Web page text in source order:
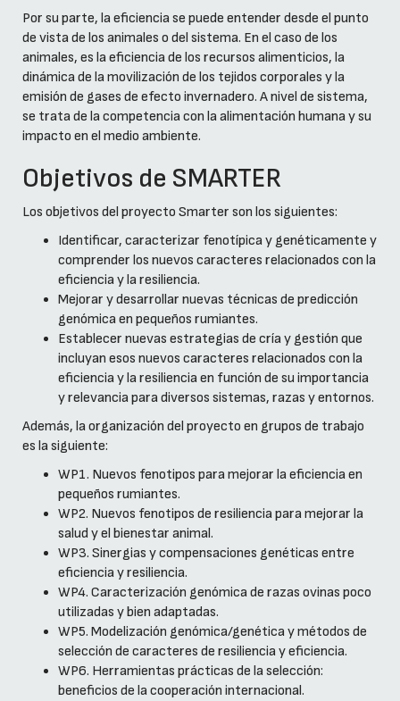
Por su parte, la eficiencia se puede entender desde el punto
de vista de los animales o del sistema. En el caso de los
animales, es la eficiencia de los recursos alimenticios, la
dinámica de la movilización de los tejidos corporales y la
emisión de gases de efecto invernadero. A nivel de sistema,
se trata de la competencia con la alimentación humana y su
impacto en el medio ambiente.
Objetivos de SMARTER
Los objetivos del proyecto Smarter son los siguientes:
Identificar, caracterizar fenotípica y genéticamente y
comprender los nuevos caracteres relacionados con la
eficiencia y la resiliencia.
Mejorar y desarrollar nuevas técnicas de predicción
genómica en pequeños rumiantes.
Establecer nuevas estrategias de cría y gestión que
incluyan esos nuevos caracteres relacionados con la
eficiencia y la resiliencia en función de su importancia
y relevancia para diversos sistemas, razas y entornos.
Además, la organización del proyecto en grupos de trabajo
es la siguiente:
WP1. Nuevos fenotipos para mejorar la eficiencia en
pequeños rumiantes.
WP2. Nuevos fenotipos de resiliencia para mejorar la
salud y el bienestar animal.
WP3. Sinergias y compensaciones genéticas entre
eficiencia y resiliencia.
WP4. Caracterización genómica de razas ovinas poco
utilizadas y bien adaptadas.
WP5. Modelización genómica/genética y métodos de
selección de caracteres de resiliencia y eficiencia.
WP6. Herramientas prácticas de la selección:
beneficios de la cooperación internacional.